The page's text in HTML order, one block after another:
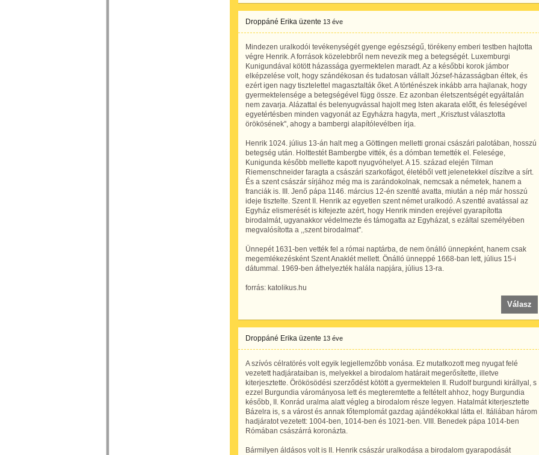
Droppáné Erika üzente 13 éve
Mindezen uralkodói tevékenységét gyenge egészségű, törékeny emberi testben hajtotta
végre Henrik. A források közelebbről nem nevezik meg a betegségét. Luxemburgi
Kunigundával kötött házassága gyermektelen maradt. Az a későbbi korok jámbor
elképzelése volt, hogy szándékosan és tudatosan vállalt József-házasságban éltek, és
ezért igen nagy tisztelettel magasztalták őket. A történészek inkább arra hajlanak, hogy
gyermektelensége a betegségével függ össze. Ez azonban életszentségét egyáltalán
nem zavarja. Alázattal és belenyugvással hajolt meg Isten akarata előtt, és feleségével
egyetértésben minden vagyonát az Egyházra hagyta, mert ,,Krisztust választotta
örökösének'', ahogy a bambergi alapítólevélben írja.
Henrik 1024. július 13-án halt meg a Göttingen melletti gronai császári palotában, hosszú
betegség után. Holttestét Bambergbe vitték, és a dómban temették el. Felesége,
Kunigunda később mellette kapott nyugvóhelyet. A 15. század elején Tilman
Riemenschneider faragta a császári szarkofágot, életéből vett jelenetekkel díszítve a sírt.
És a szent császár sírjához még ma is zarándokolnak, nemcsak a németek, hanem a
franciák is. III. Jenő pápa 1146. március 12-én szentté avatta, miután a nép már hosszú
ideje tisztelte. Szent II. Henrik az egyetlen szent német uralkodó. A szentté avatással az
Egyház elismerését is kifejezte azért, hogy Henrik minden erejével gyarapította
birodalmát, ugyanakkor védelmezte és támogatta az Egyházat, s ezáltal személyében
megvalósította a ,,szent birodalmat''.
Ünnepét 1631-ben vették fel a római naptárba, de nem önálló ünnepként, hanem csak
megemlékezésként Szent Anaklét mellett. Önálló ünneppé 1668-ban lett, július 15-i
dátummal. 1969-ben áthelyezték halála napjára, július 13-ra.
forrás: katolikus.hu
Válasz
Droppáné Erika üzente 13 éve
A szívós célratörés volt egyik legjellemzőbb vonása. Ez mutatkozott meg nyugat felé
vezetett hadjárataiban is, melyekkel a birodalom határait megerősítette, illetve
kiterjesztette. Örökösödési szerződést kötött a gyermektelen II. Rudolf burgundi királlyal, s
ezzel Burgundia várományosa lett és megteremtette a feltételt ahhoz, hogy Burgundia
később, II. Konrád uralma alatt végleg a birodalom része legyen. Hatalmát kiterjesztette
Bázelra is, s a várost és annak főtemplomát gazdag ajándékokkal látta el. Itáliában három
hadjáratot vezetett: 1004-ben, 1014-ben és 1021-ben. VIII. Benedek pápa 1014-ben
Rómában császárrá koronázta.
Bármilyen áldásos volt is II. Henrik császár uralkodása a birodalom gyarapodását